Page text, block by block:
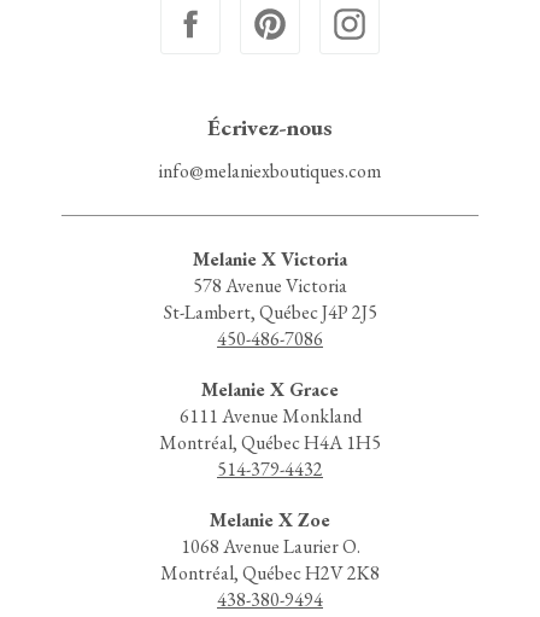
Écrivez-nous
info@melaniexboutiques.com
Melanie X Victoria
578 Avenue Victoria
St-Lambert, Québec J4P 2J5
450-486-7086
Melanie X Grace
6111 Avenue Monkland
Montréal, Québec H4A 1H5
514-379-4432
Melanie X Zoe
1068 Avenue Laurier O.
Montréal, Québec H2V 2K8
438-380-9494